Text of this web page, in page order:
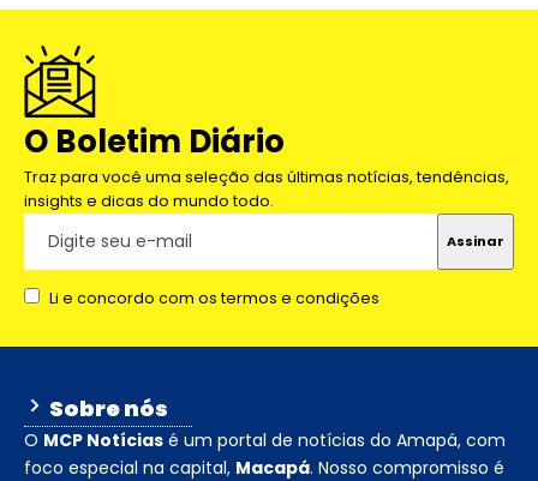
O Boletim Diário
Traz para você uma seleção das últimas notícias, tendências,
insights e dicas do mundo todo.
Li e concordo com os termos e condições
Sobre nós
O MCP Notícias é um portal de notícias do Amapá, com
foco especial na capital, Macapá. Nosso compromisso é